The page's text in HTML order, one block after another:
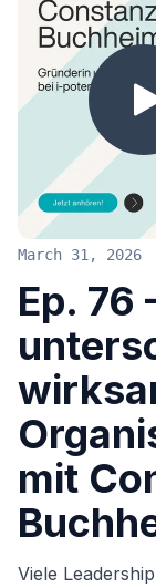
March 31, 2026
Ep. 76
mit
Viele